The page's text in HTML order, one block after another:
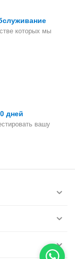
которых мы
дней
вашу